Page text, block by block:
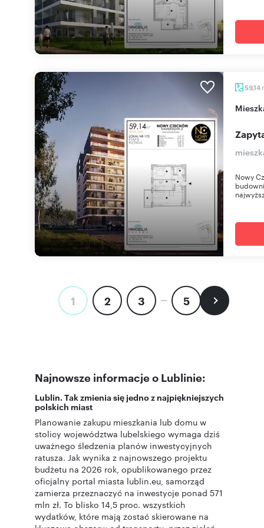
59,14
Nowy
1 2 3 5
Najnowsze informacje o Lublinie:
Lublin. Tak zmienia się jedno z najpiękniejszych
polskich miast
Planowanie zakupu mieszkania lub domu w
stolicy województwa lubelskiego wymaga dziś
uważnego śledzenia planów inwestycyjnych
ratusza. Jak wynika z najnowszego projektu
budżetu na 2026 rok, opublikowanego przez
oficjalny portal miasta lublin.eu, samorząd
zamierza przeznaczyć na inwestycje ponad 571
mln zł. To blisko 14,5 proc. wszystkich
wydatków, które mają zostać skierowane na